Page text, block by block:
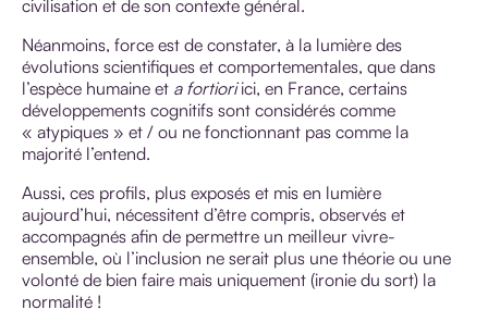
civilisation et de son contexte général.
Néanmoins, force est de constater, à la lumière des
évolutions scientifiques et comportementales, que dans
l’espèce humaine et a fortioriici, en France, certains
développements cognitifs sont considérés comme
« atypiques » et / ou ne fonctionnant pas comme la
majorité l’entend.
Aussi, ces profils, plus exposés et mis en lumière
aujourd’hui, nécessitent d’être compris, observés et
accompagnés afin de permettre un meilleur vivre-
ensemble, où l’inclusion ne serait plus une théorie ou une
volonté de bien faire mais uniquement (ironie du sort) la
normalité !